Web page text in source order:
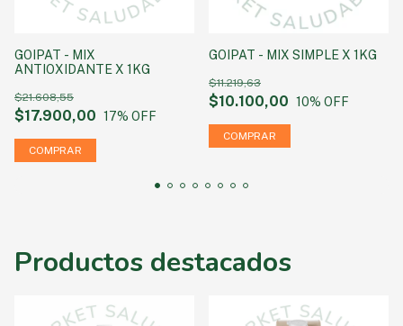
GOIPAT - MIX
ANTIOXIDANTE X 1KG
$17.900,00
$21.608,55
17% OFF
GOIPAT - MIX SIMPLE X 1KG
$10.100,00
$11.219,63
10% OFF
Productos destacados